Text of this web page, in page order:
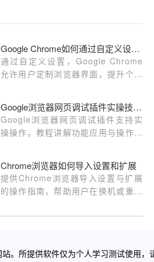
Google Chrome如何通过自定义设置提升用户界面个性化
通过自定义设置，Google Chrome
允许用户定制浏览器界面，提升个性
体验更加独特和舒适。
Google浏览器网页调试插件实操技巧与方法
Google浏览器网页调试插件支持实
操操作。教程讲解功能应用与操作解
Chrome浏览器如何导入设置和扩展
提供Chrome浏览器导入设置与扩展
的操作指南，帮助用户在换机或重装
。所提供软件仅为个人学习测试使用，